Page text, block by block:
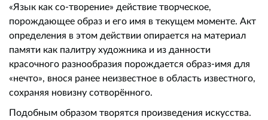
«Язык как со-творение» действие творческое,
порождающее образ и его имя в текущем моменте. Акт
определения в этом действии опирается на материал
памяти как палитру художника и из данности
красочного разнообразия порождается образ-имя для
«нечто», внося ранее неизвестное в область известного,
сохраняя новизну сотворённого.
Подобным образом творятся произведения искусства.